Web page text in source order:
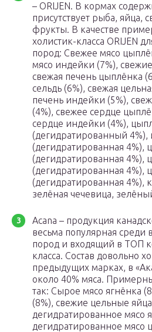
– ORIJEN. В кормах
присутствует рыба, яйца,
фрукты. В качестве
холистик-класса ORIJEN
пород: Свежее мясо
мясо индейки (7%),
свежая печень цыплёнка
сельдь (6%), свежая
печень индейки (5%),
(4%), свежее сердце
сердце индейки (4%),
(дегидратированный 4%),
(дегидратированная 4%),
(дегидратированная 4%),
(дегидратированная 4%),
(дегидратированная 4%),
зелёная чечевица,
Acana – продукция
весьма популярная среди
пород и входящий в ТОП
класса. Состав довольно
предыдущих марках, в
около 40% мяса.
так: Сырое мясо ягнёнка
(8%), свежие цельные
дегидратированное мясо
дегидратированное мясо